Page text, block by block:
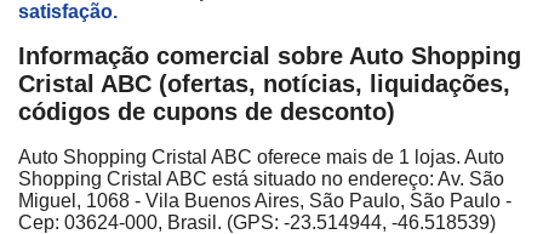
satisfação.
Informação comercial sobre Auto Shopping
Cristal ABC (ofertas, notícias, liquidações,
códigos de cupons de desconto)
Auto Shopping Cristal ABC oferece mais de 1 lojas. Auto
Shopping Cristal ABC está situado no endereço: Av. São
Miguel, 1068 - Vila Buenos Aires, São Paulo, São Paulo -
Cep: 03624-000, Brasil. (GPS: -23.514944, -46.518539)